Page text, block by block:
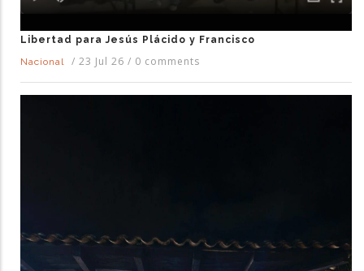
Libertad para Jesús Plácido y Francisco
Nacional
/ 23 Jul 26 / 0 comments